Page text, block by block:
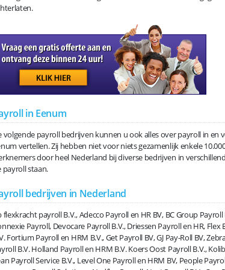
in Eenum
volgende payroll bedrijven kunnen u ook alles over payroll in en
vertellen. Zij hebben niet voor niets gezamenlijk enkele
door heel Nederland bij diverse bedrijven in
payroll staan.
bedrijven in Nederland
flexkracht payroll B.V., Adecco Payroll en HR BV, BC Group Payroll
Payroll, Devocare Payroll B.V., Driessen Payroll en HR, Flex
Fortium Payroll en HRM B.V., Get Payroll BV, GJ Pay-Roll BV,
B.V. Holland Payroll en HRM B.V. Koers Oost Payroll B.V.,
Payroll Service B.V., Level One Payroll en HRM BV, People